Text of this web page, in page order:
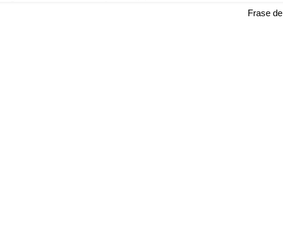
Frase de